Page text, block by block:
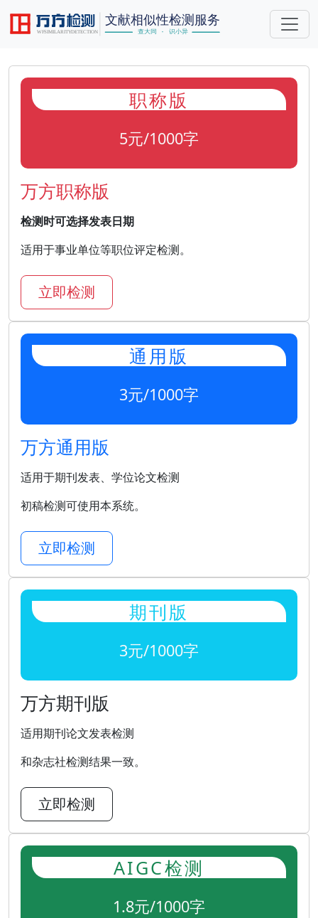
职称版
5元/1000字
万方职称版
检测时可选择发表日期
适用于事业单位等职位评定检测。
立即检测
通用版
3元/1000字
万方通用版
适用于期刊发表、学位论文检测
初稿检测可使用本系统。
立即检测
期刊版
3元/1000字
万方期刊版
适用期刊论文发表检测
和杂志社检测结果一致。
立即检测
AIGC检测
1.8元/1000字